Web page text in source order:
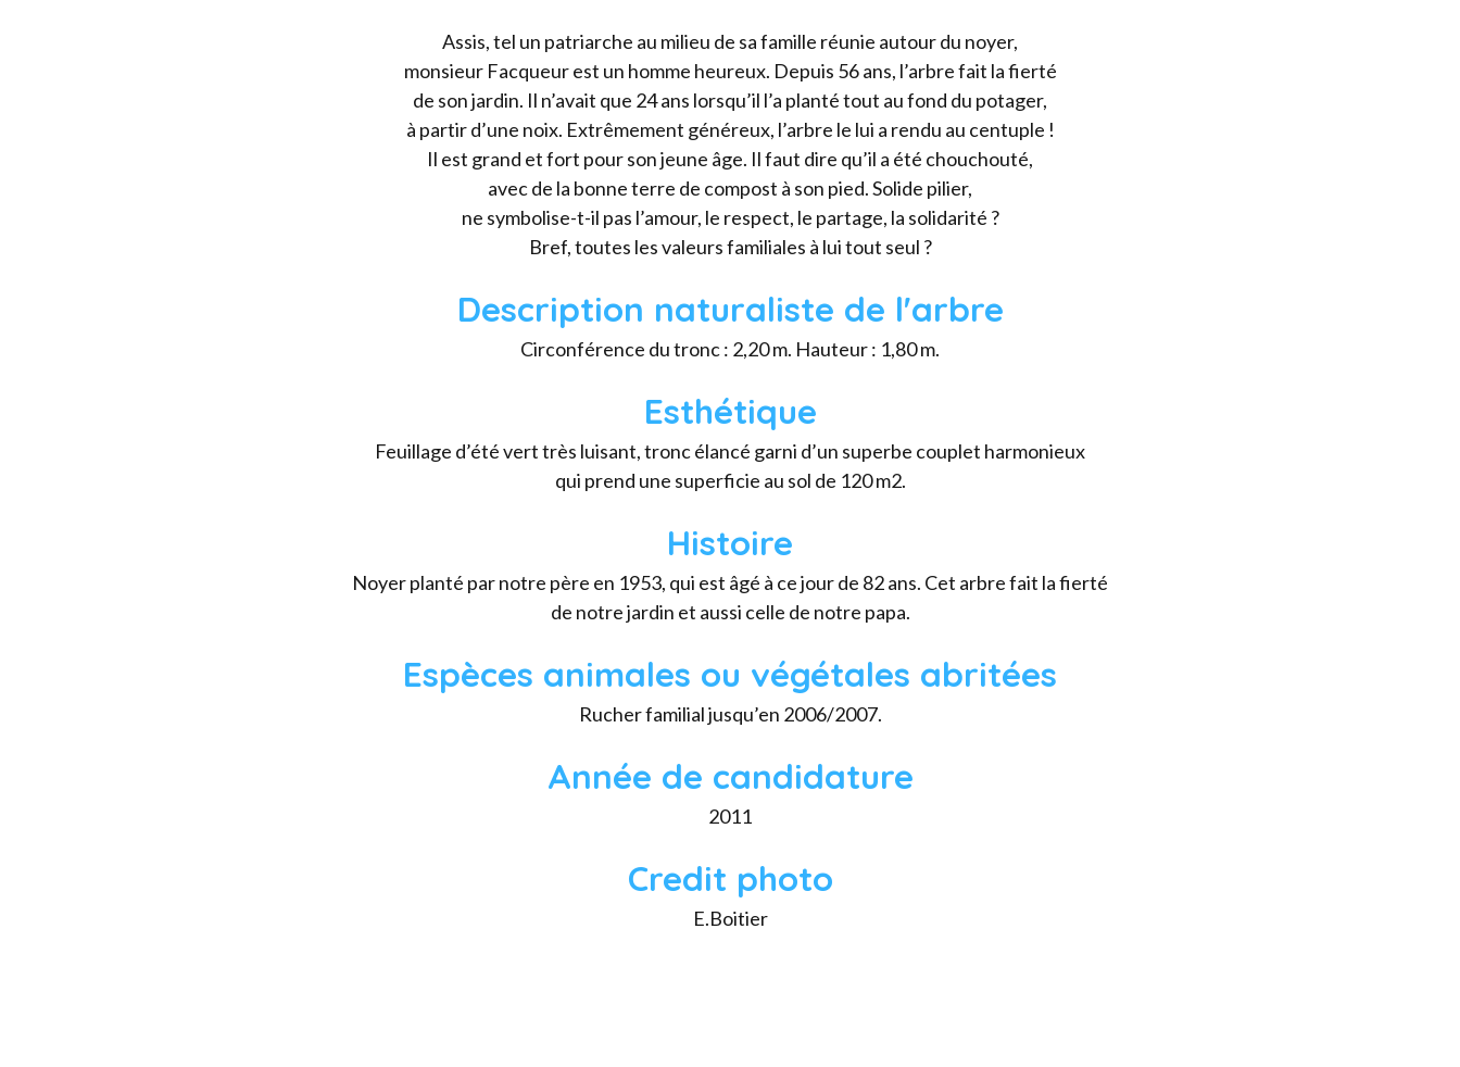
Assis, tel un patriarche au milieu de sa famille réunie autour du noyer,
monsieur Facqueur est un homme heureux. Depuis 56 ans, l’arbre fait la fierté
de son jardin. Il n’avait que 24 ans lorsqu’il l’a planté tout au fond du potager,
à partir d’une noix. Extrêmement généreux, l’arbre le lui a rendu au centuple !
Il est grand et fort pour son jeune âge. Il faut dire qu’il a été chouchouté,
avec de la bonne terre de compost à son pied. Solide pilier,
ne symbolise-t-il pas l’amour, le respect, le partage, la solidarité ?
Bref, toutes les valeurs familiales à lui tout seul ?
Description naturaliste de l'arbre
Circonférence du tronc : 2,20 m. Hauteur : 1,80 m.
Esthétique
Feuillage d’été vert très luisant, tronc élancé garni d’un superbe couplet harmonieux
qui prend une superficie au sol de 120 m2.
Histoire
Noyer planté par notre père en 1953, qui est âgé à ce jour de 82 ans. Cet arbre fait la fierté
de notre jardin et aussi celle de notre papa.
Espèces animales ou végétales abritées
Rucher familial jusqu’en 2006/2007.
Année de candidature
2011
Credit photo
E.Boitier